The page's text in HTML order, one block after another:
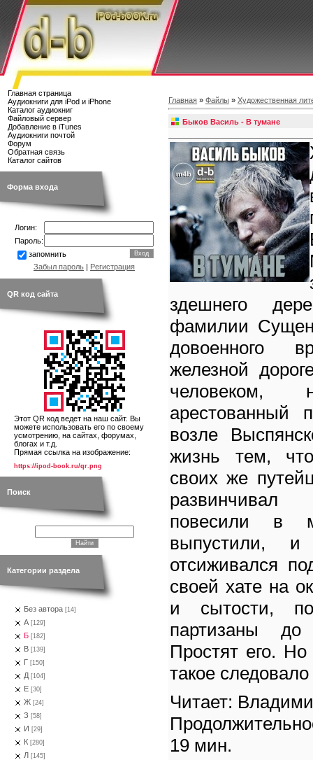
Главная страница
Аудиокниги для iPod и iPhone
Каталог аудиокниг
Файловый сервер
Добавление в iTunes
Аудиокниги почтой
Форум
Обратная связь
Каталог сайтов
Форма входа
Логин:
Пароль:
запомнить
Забыл пароль | Регистрация
QR код сайта
Этот QR код ведет на наш сайт. Вы
можете использовать его по своему
усмотрению, на сайтах, форумах,
блогах и т.д.
Прямая ссылка на изображение:
https://ipod-book.ru/qr.png
Поиск
Категории раздела
Без автора [14]
А [129]
Б [182]
В [139]
Г [150]
Д [104]
Е [30]
Ж [24]
З [58]
И [29]
К [280]
Л [145]
Главная » Файлы » Художественная
Быков Василь - В тумане
здешнего
фамилии
довоенного
железной
арестованный
возле
жизнь тем,
своих же
повесили в
выпустили,
отсиживался
своей хате на
и сытости,
партизаны
Простят его.
такое следовало
Читает:
19 мин.